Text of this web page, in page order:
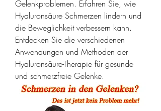
Gelenkproblemen. Erfahren Sie, wie
Hyaluronsäure Schmerzen lindern und
die Beweglichkeit verbessern kann.
Entdecken Sie die verschiedenen
Anwendungen und Methoden der
Hyaluronsäure-Therapie für gesunde
und schmerzfreie Gelenke.